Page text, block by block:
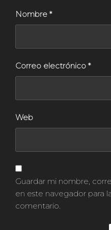
Nombre *
Correo electrónico *
Web
Guardar mi nombre,
en este navegador para
comentario.